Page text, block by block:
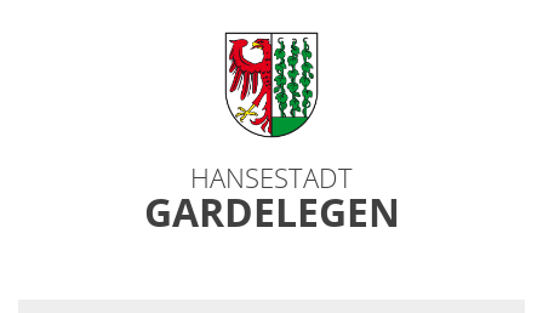
HANSESTADT
GARDELEGEN